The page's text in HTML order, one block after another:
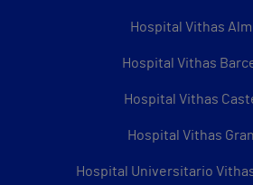
Hospital Vithas
Hospital Vithas
Hospital Vithas
Hospital Vithas
Hospital Universitario